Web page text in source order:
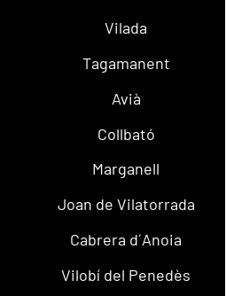
Vilada
Tagamanent
Avià
Collbató
Marganell
Joan de Vilatorrada
Cabrera d´Anoia
Vilobí del Penedès